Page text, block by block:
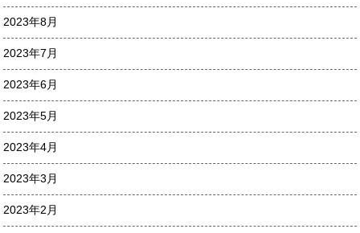
2023年8月
2023年7月
2023年6月
2023年5月
2023年4月
2023年3月
2023年2月